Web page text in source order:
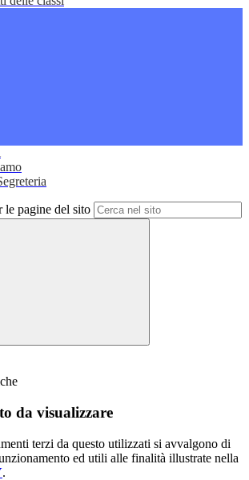
le pagine del sito
da visualizzare
terzi da questo utilizzati si avvalgono di
ed utili alle finalità illustrate nella
.